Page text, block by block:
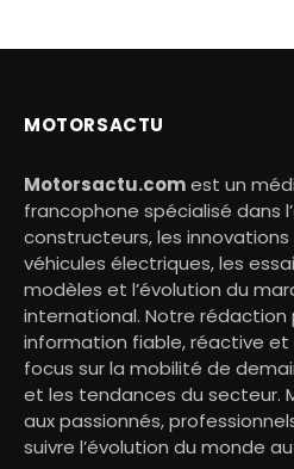
MOTORSACTU
Motorsactu.comest un
francophone spécialisé dans
constructeurs, les
véhicules électriques, les
modèles et l’évolution du
international. Notre rédaction
information fiable, réactive et
focus sur la mobilité de
et les tendances du secteur.
aux passionnés,
suivre l’évolution du monde